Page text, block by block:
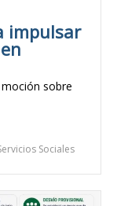
impulsar
sobre
Sociales